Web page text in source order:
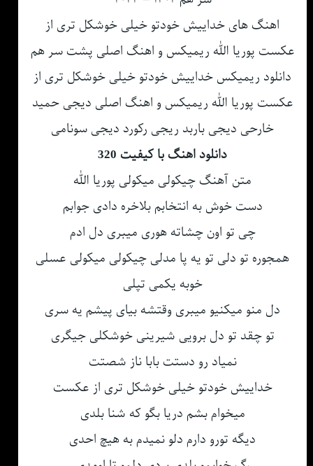
اهنگ های خداییش خودتو خیلی خوشکل تری از
عکست پوریا الله ریمیکس و اهنگ اصلی پشت سر هم
دانلود ریمیکس خداییش خودتو خیلی خوشکل تری از
عکست پوریا الله ریمیکس و اهنگ اصلی دیجی حمید
خارحی دیجی باربد ریجی رکورد دیجی سونامی
دانلود اهنگ با کیفیت 320
متن آهنگ چیکولی میکولی پوریا الله
دست خوش به انتخابم بلاخره دادی جوابم
چی تو اون چشاته هوری میبری دل ادم
همجوره تو دلی تو یه پا مدلی چیکولی میکولی عسلی
خوبه یکمی تپلی
دل منو میکنیو میبری وقتشه بیای پیشم یه سری
تو چقد تو دل برویی شیرینی خوشکلی جیگری
نمیاد رو دستت بابا ناز شصتت
خداییش خودتو خیلی خوشکل تری از عکست
میخوام بشم دریا بگو که شنا بلدی
دیگه تورو دارم دلو نمیدم به هیچ احدی